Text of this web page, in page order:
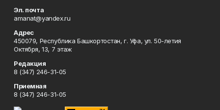
Эл. почта
amanat@yandex.ru
Адрес
450079, Республика Башкортостан, г. Уфа, ул. 50-летия
Октября, 13, 7 этаж
Редакция
8 (347) 246-31-05
Приемная
8 (347) 246-31-05